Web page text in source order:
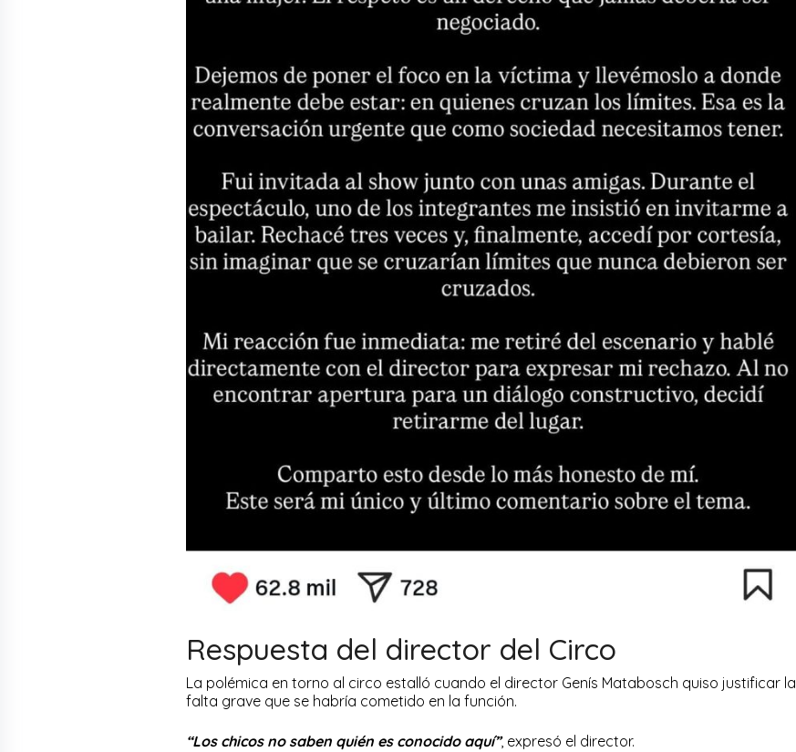
Respuesta del director del Circo
La polémica en torno al circo estalló cuando el director Genís Matabosch quiso justificar la
falta grave que se habría cometido en la función.
“Los chicos no saben quién es conocido aquí”, expresó el director.